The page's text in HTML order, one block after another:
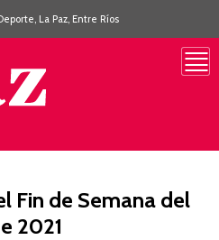
La Paz, Entre Ríos
Fin de Semana del
2021